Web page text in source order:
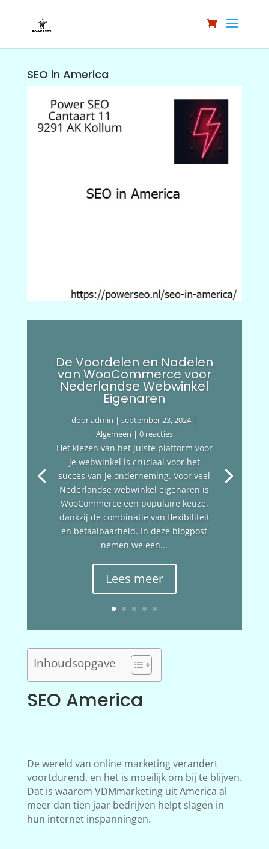
SEO in America
De Voordelen en Nadelen
van WooCommerce voor
Nederlandse Webwinkel
Eigenaren
dooradmin |september 23, 2024|
Algemeen | 0 reacties
Het kiezen van het juiste platform voor
je webwinkel is cruciaal voor het
succes van je onderneming. Voor veel
Nederlandse webwinkel eigenaren is
WooCommerce een populaire keuze,
dankzij de combinatie van flexibiliteit
en betaalbaarheid. In deze blogpost
nemen we een...
Lees meer
Inhoudsopgave
SEO America
De wereld van online marketing verandert
voortdurend, en het is moeilijk om bij te blijven.
Dat is waarom VDMmarketing uit America al
meer dan tien jaar bedrijven helpt slagen in
hun internet inspanningen.